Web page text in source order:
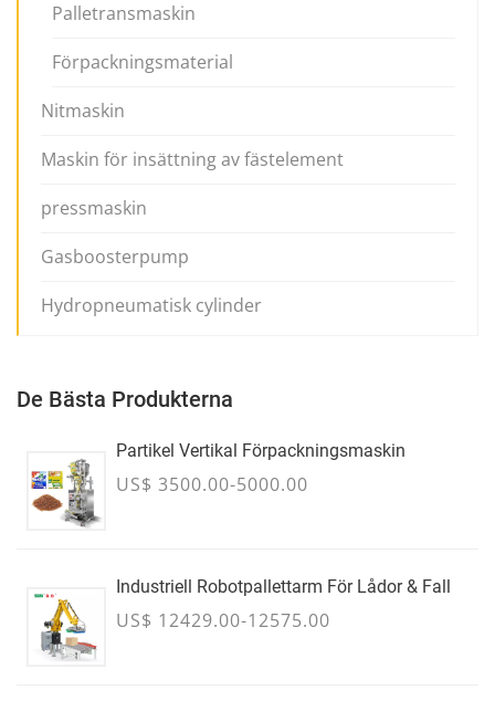
Palletransmaskin
Förpackningsmaterial
Nitmaskin
Maskin för insättning av fästelement
pressmaskin
Gasboosterpump
Hydropneumatisk cylinder
De Bästa Produkterna
Partikel Vertikal Förpackningsmaskin
US$ 3500.00-5000.00
Industriell Robotpallettarm För Lådor & Fall
US$ 12429.00-12575.00